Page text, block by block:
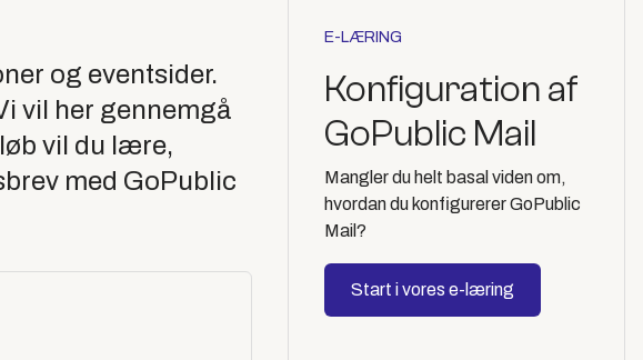
og eventsider.
vil her gennemgå
vil du lære,
med GoPublic
E-LÆRING
Konfiguration af
GoPublic Mail
Mangler du helt basal viden om,
hvordan du konfigurerer GoPublic
Mail?
Start i vores e-læring